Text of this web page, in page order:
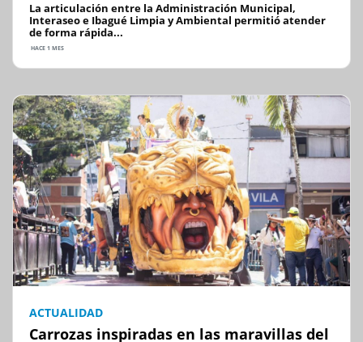
La articulación entre la Administración Municipal,
Interaseo e Ibagué Limpia y Ambiental permitió atender
de forma rápida...
HACE 1 MES
ACTUALIDAD
Carrozas inspiradas en las maravillas del